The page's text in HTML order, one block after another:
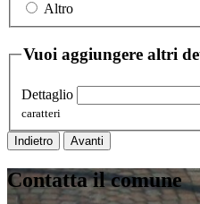
Altro
Vuoi aggiungere altri
Dettaglio
caratteri
Indietro Avanti
Contatta il comune